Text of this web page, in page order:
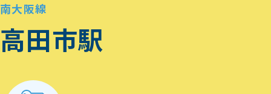
南大阪線
高田市駅